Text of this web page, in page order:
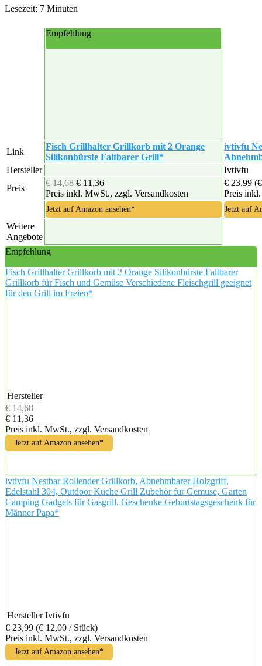
Lesezeit: 7 Minuten
Empfehlung
Link
Fisch Grillhalter Grillkorb mit 2 Orange
Silikonbürste Faltbarer Grill*
ivtivfu
Hersteller
Ivtivfu
Preis
€ 14,68 € 11,36
Preis inkl. MwSt., zzgl. Versandkosten
€ 23,99
Preis
Jetzt auf Amazon ansehen* Jetzt auf
Weitere
Angebote
Empfehlung
Fisch Grillhalter Grillkorb mit 2 Orange Silikonbürste Faltbarer
Grillkorb für Fisch und Gemüse Verschiedene Fleischgrill geeignet
für den Grill im Freien*
Hersteller
€ 14,68
€ 11,36
Preis inkl. MwSt., zzgl. Versandkosten
Jetzt auf Amazon ansehen*
ivtivfu Nestbar Rollender Grillkorb, Abnehmbarer Holzgriff,
Edelstahl 304, Outdoor Küche Grill Zubehör für Gemüse, Garten
Camping Gadgets für Gasgrill, Geschenke Geburtstagsgeschenk für
Männer Papa*
Hersteller Ivtivfu
€ 23,99 (€ 12,00 / Stück)
Preis inkl. MwSt., zzgl. Versandkosten
Jetzt auf Amazon ansehen*